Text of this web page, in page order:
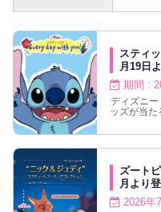
スティ
月19日
期間 :
ディズニ
ッズが当
ズート
月より
2026年